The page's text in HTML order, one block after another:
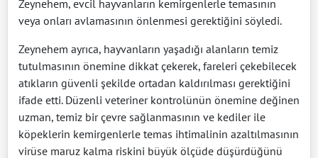
Zeynehem, evcil hayvanların kemirgenlerle temasının
veya onları avlamasının önlenmesi gerektiğini söyledi.
Zeynehem ayrıca, hayvanların yaşadığı alanların temiz
tutulmasının önemine dikkat çekerek, fareleri çekebilecek
atıkların güvenli şekilde ortadan kaldırılması gerektiğini
ifade etti. Düzenli veteriner kontrolünün önemine değinen
uzman, temiz bir çevre sağlanmasının ve kediler ile
köpeklerin kemirgenlerle temas ihtimalinin azaltılmasının
virüse maruz kalma riskini büyük ölçüde düşürdüğünü